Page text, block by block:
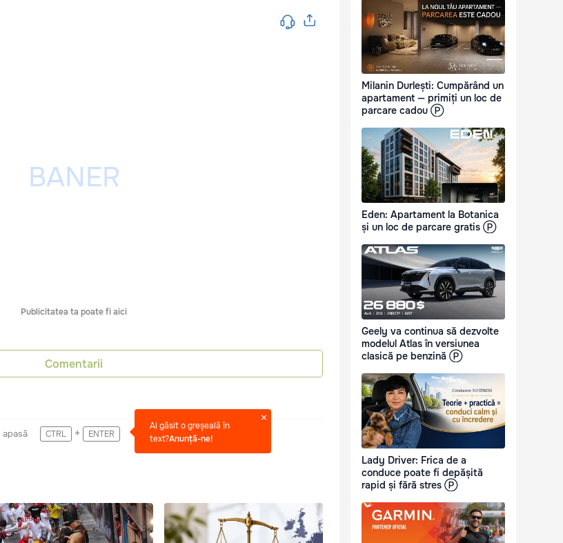
Publicitatea ta poate fi aici
Comentarii
CTRL + ENTER
Ai găsit o greșeală în
text?Anunță-ne!
Milanin Durlești: Cumpărând un
apartament — primiți un loc de
parcare cadou Ⓟ
Eden: Apartament la Botanica
și un loc de parcare gratis Ⓟ
Geely va continua să dezvolte
modelul Atlas în versiunea
clasică pe benzină Ⓟ
Lady Driver: Frica de a
conduce poate fi depășită
rapid și fără stres Ⓟ